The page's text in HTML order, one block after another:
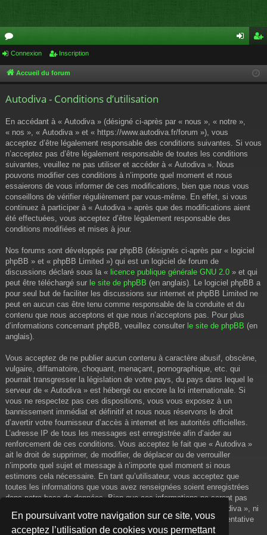
En poursuivant votre navigation sur ce site, vous
acceptez l’utilisation de cookies vous permettant
or
u cri
Connexion Inscription
Accueil du forum
Autodiva - Conditions d’utilisation
En accédant à « Autodiva » (désigné ci-après par « nous », « notre »,
« nos », « Autodiva » et « https://www.autodiva.fr/forum »), vous
acceptez d’être légalement responsable des conditions suivantes. Si vous
n’acceptez pas d’être légalement responsable de toutes les conditions
suivantes, veuillez ne pas utiliser et accéder à « Autodiva ». Nous
pouvons modifier ces conditions à n’importe quel moment et nous
essaierons de vous informer de ces modifications, bien que nous vous
conseillons de vérifier régulièrement par vous-même. En effet, si vous
continuez à participer à « Autodiva » après que des modifications aient
été effectuées, vous acceptez d’être légalement responsable des
conditions modifiées et mises à jour.
Nos forums sont développés par phpBB (désignés ci-après par « logiciel
phpBB » et « phpBB Limited ») qui est un logiciel de forum de
discussions déclaré sous la « licence publique générale GNU 2.0 » et qui
peut être téléchargé sur le site de phpBB (en anglais). Le logiciel phpBB a
pour seul but de faciliter les discussions sur internet et phpBB Limited ne
peut en aucun cas être tenu comme responsable de la conduite et du
contenu que nous acceptons et que nous n’acceptons pas. Pour plus
d’informations concernant phpBB, veuillez consulter le site de phpBB (en
anglais).
Vous acceptez de ne publier aucun contenu à caractère abusif, obscène,
vulgaire, diffamatoire, choquant, menaçant, pornographique, etc. qui
pourrait transgresser la législation de votre pays, du pays dans lequel le
serveur de « Autodiva » est hébergé ou encore la loi internationale. Si
vous ne respectez pas ces dispositions, vous vous exposez à un
bannissement immédiat et définitif et nous nous réservons le droit
d’avertir votre fournisseur d’accès à internet et les autorités officielles.
L’adresse IP de tous les messages est enregistrée afin d’aider au
renforcement de ces conditions. Vous acceptez le fait que « Autodiva »
ait le droit de supprimer, de modifier, de déplacer ou de verrouiller
n’importe quel sujet et message à n’importe quel moment si nous
estimons cela nécessaire. En tant qu’utilisateur, vous acceptez que
toutes les informations que vous avez renseignées soient enregistrées
dans notre base de données. Bien que ces informations ne seront pas
diffusées à une tierce partie sans votre consentement, ni « Autodiva », ni
phpBB, ne pourront être tenus comme responsables en cas de tentative
de piratage informatique visant à compromettre vos données.